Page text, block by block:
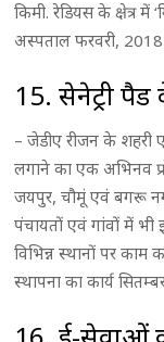
किमी. रेडियस के क्षेत्र में
अस्पताल फरवरी,
15. सेनेट्री पैड
– जेडीए रीजन के शहरी
लगाने का एक अभिनव
जयपुर, चौमूं एवं बगरू
पंचायतों एवं गांवों में
विभिन्न स्थानों पर काम
स्थापना का कार्य